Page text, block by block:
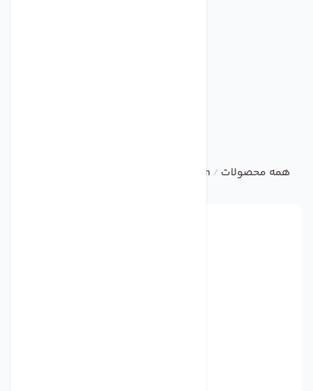
همه محصولات /
ebm